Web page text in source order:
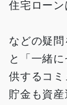
住宅ローン
などの疑問
と「一緒
供するコミ
貯金も資